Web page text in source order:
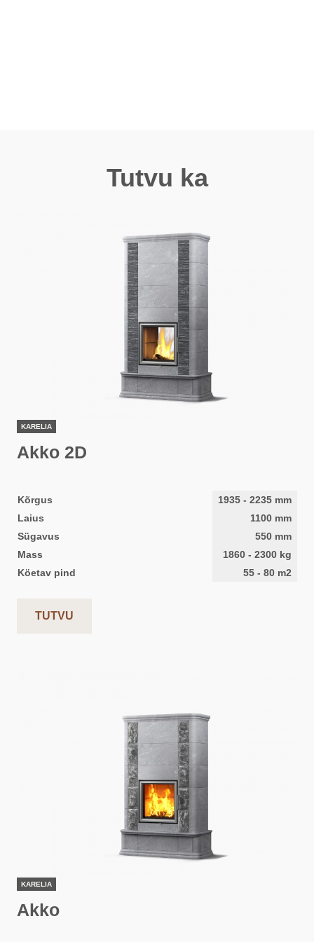
Tutvu ka
KARELIA
Akko 2D
Kõrgus 1935 - 2235 mm
Laius
1100 mm
Sügavus
550 mm
Mass
1860 - 2300 kg
Köetav pind
55 - 80 m2
TUTVU
KARELIA
Akko